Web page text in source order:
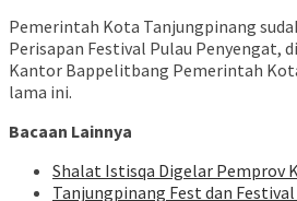
Pemerintah Kota Tanjungpinang
Perisapan Festival Pulau Penyengat,
Kantor Bappelitbang Pemerintah
lama ini.
Bacaan Lainnya
Shalat Istisqa Digelar Pemprov
Tanjungpinang Fest dan